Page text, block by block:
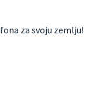
za svoju zemlju!